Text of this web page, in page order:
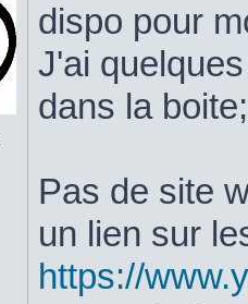
dispo pour
J'ai
dans la
Pas de site
un lien sur
https://